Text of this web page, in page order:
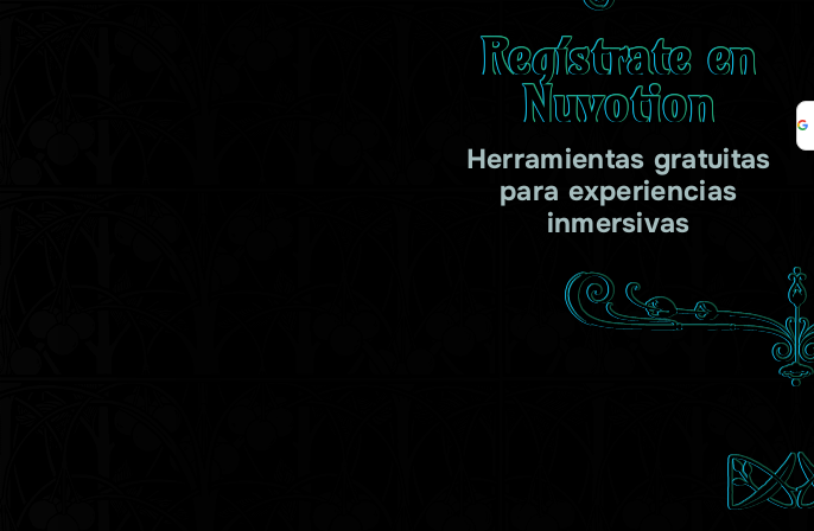
Regístrate en
Nuvotion
Herramientas gratuitas
para experiencias
inmersivas